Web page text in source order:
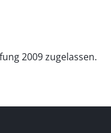
2009 zugelassen.